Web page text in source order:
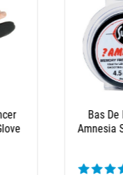
Daiwa
Bas